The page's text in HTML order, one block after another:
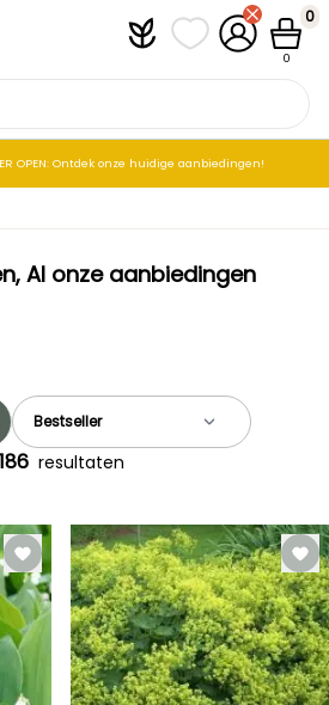
PlantfitMijn Mijn
0
0
OPEN: Ontdek onze huidige aanbiedingen!
Al onze aanbiedingen
186 resultaten